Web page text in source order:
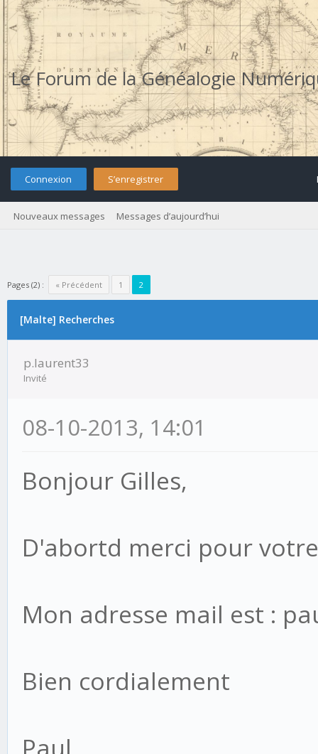
Le Forum de la Généalogie
Connexion S’enregistrer
Nouveaux messages Messages d’aujourd’hui
Pages (2) : « Précédent 1 2
[Malte] Recherches
p.laurent33
Invité
08-10-2013, 14:01
Bonjour Gilles,
D'abortd merci pour
Mon adresse mail est :
Bien cordialement